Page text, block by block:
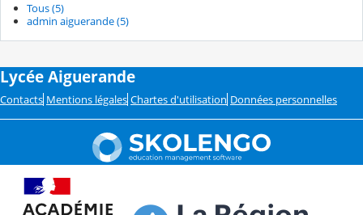
Tous (5)
admin aiguerande (5)
Lycée Aiguerande
Contacts Mentions légales Chartes d'utilisation Données personnelles